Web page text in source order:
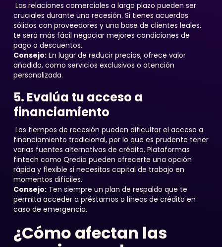
Las relaciones comerciales a largo plazo pueden ser
cruciales durante una recesión. Si tienes acuerdos
sólidos con proveedores y una base de clientes leales,
te será más fácil negociar mejores condiciones de
pago o descuentos.
Consejo:En lugar de reducir precios, ofrece valor
añadido, como servicios exclusivos o atención
personalizada.
5. Evalúa tu acceso a
financiamiento
Los tiempos de recesión pueden dificultar el acceso a
financiamiento tradicional, por lo que es prudente tener
varias fuentes alternativas de crédito. Plataformas
fintech como Qredio pueden ofrecerte una opción
rápida y flexible si necesitas capital de trabajo en
momentos difíciles.
Consejo:Ten siempre un plan de respaldo que te
permita acceder a préstamos o líneas de crédito en
caso de emergencia.
¿Cómo afectan las